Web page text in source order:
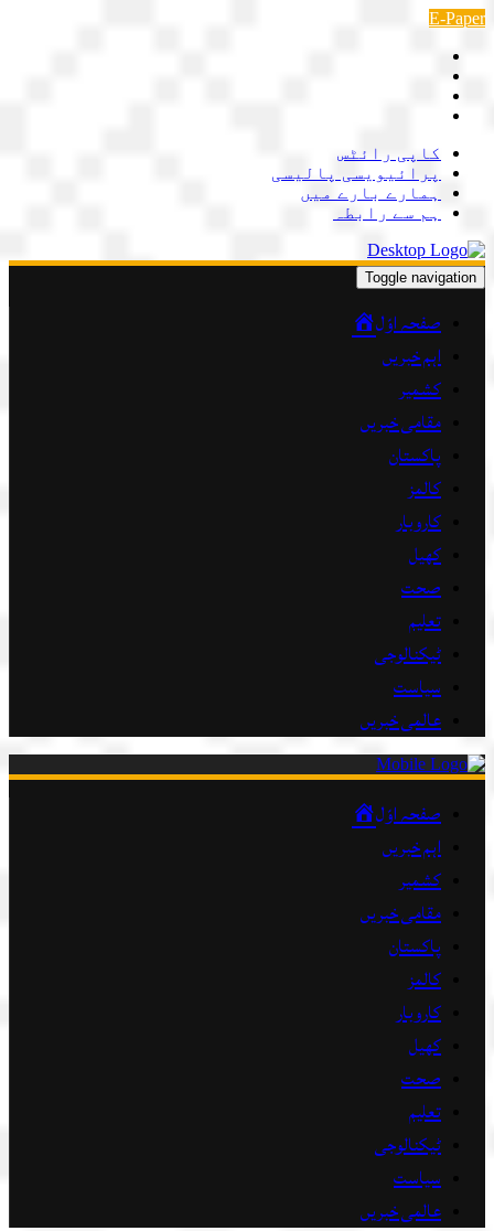
Skip
content
E-Paper
کاپی رائٹس
پرائیویسی پالیسی
ہمارے بارے میں
ہم سے رابطہ
Toggle navigation
صفحہ اوّل
اہم خبریں
کشمیر
مقامی خبریں
پاکستان
کالمز
کاروبار
کھیل
صحت
تعلیم
ٹیکنالوجی
سیاست
عالمی خبریں
صفحہ اوّل
اہم خبریں
کشمیر
مقامی خبریں
پاکستان
کالمز
کاروبار
کھیل
صحت
تعلیم
ٹیکنالوجی
سیاست
عالمی خبریں